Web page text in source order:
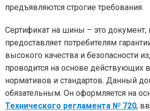
предъявляются строгие требования.
Сертификат на шины – это документ,
предоставляет потребителям
высокого качества и безопасности
проводится на основе действующих
нормативов и стандартов. Данный
обязательным. Он оформляется на
Технического регламента № 720,